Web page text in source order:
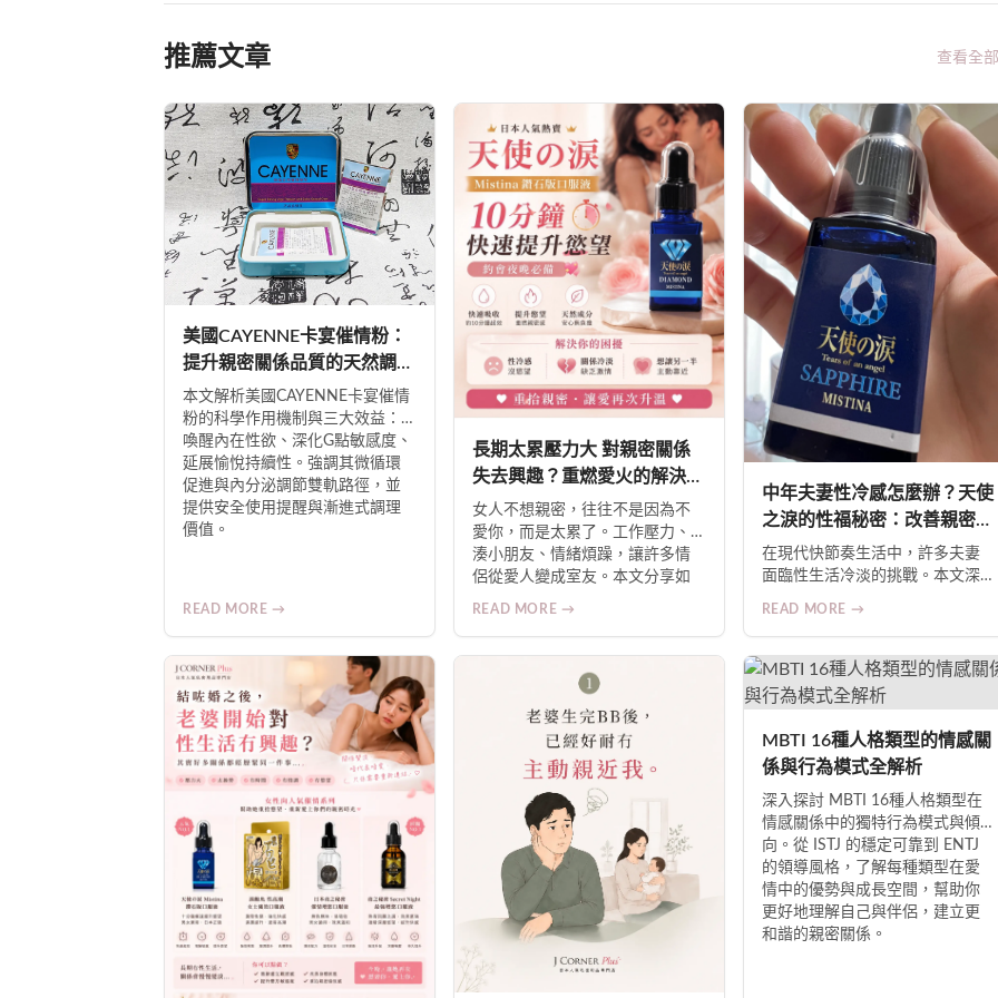
推薦文章 查看全部
美國CAYENNE卡宴催情粉：
提升親密關係品質的天然調理
方案
本文解析美國CAYENNE卡宴催情
粉的科學作用機制與三大效益：
喚醒內在性欲、深化G點敏感度、
延展愉悅持續性。強調其微循環
促進與內分泌調節雙軌路徑，並
提供安全使用提醒與漸進式調理
價值。
READ MORE →
長期太累壓力大 對親密關係
失去興趣？重燃愛火的解決方
案
女人不想親密，往往不是因為不
愛你，而是太累了。工作壓力、
湊小朋友、情緒煩躁，讓許多情
侶從愛人變成室友。本文分享如
何透過適當的產品幫助，重拾二
READ MORE →
中年夫妻性冷感怎麼辦？天使
之淚的性福秘密：改善親密關
係的現代方案
在現代快節奏生活中，許多夫妻
面臨性生活冷淡的挑戰。本文深
助激發性慾、改善血液循環、增
強高潮感與舒緩焦慮，讓您重拾
親密關係的激情與滿足。
READ MORE →
MBTI 16種人格類型的情感關
係與行為模式全解析
深入探討 MBTI 16種人格類型在
情感關係中的獨特行為模式與傾
向。從 ISTJ 的穩定可靠到 ENTJ
的領導風格，了解每種類型在愛
情中的優勢與成長空間，幫助你
更好地理解自己與伴侶，建立更
和諧的親密關係。